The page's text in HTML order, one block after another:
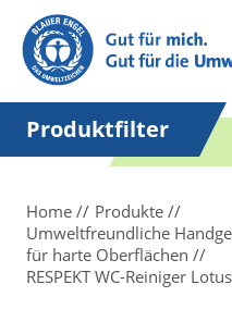
Suchbegriff in
Anführungszeichen
setzen.
Produktfilter
Home
Produkte
Umweltfreundliche
für harte Oberflächen
RESPEKT WC-Reiniger